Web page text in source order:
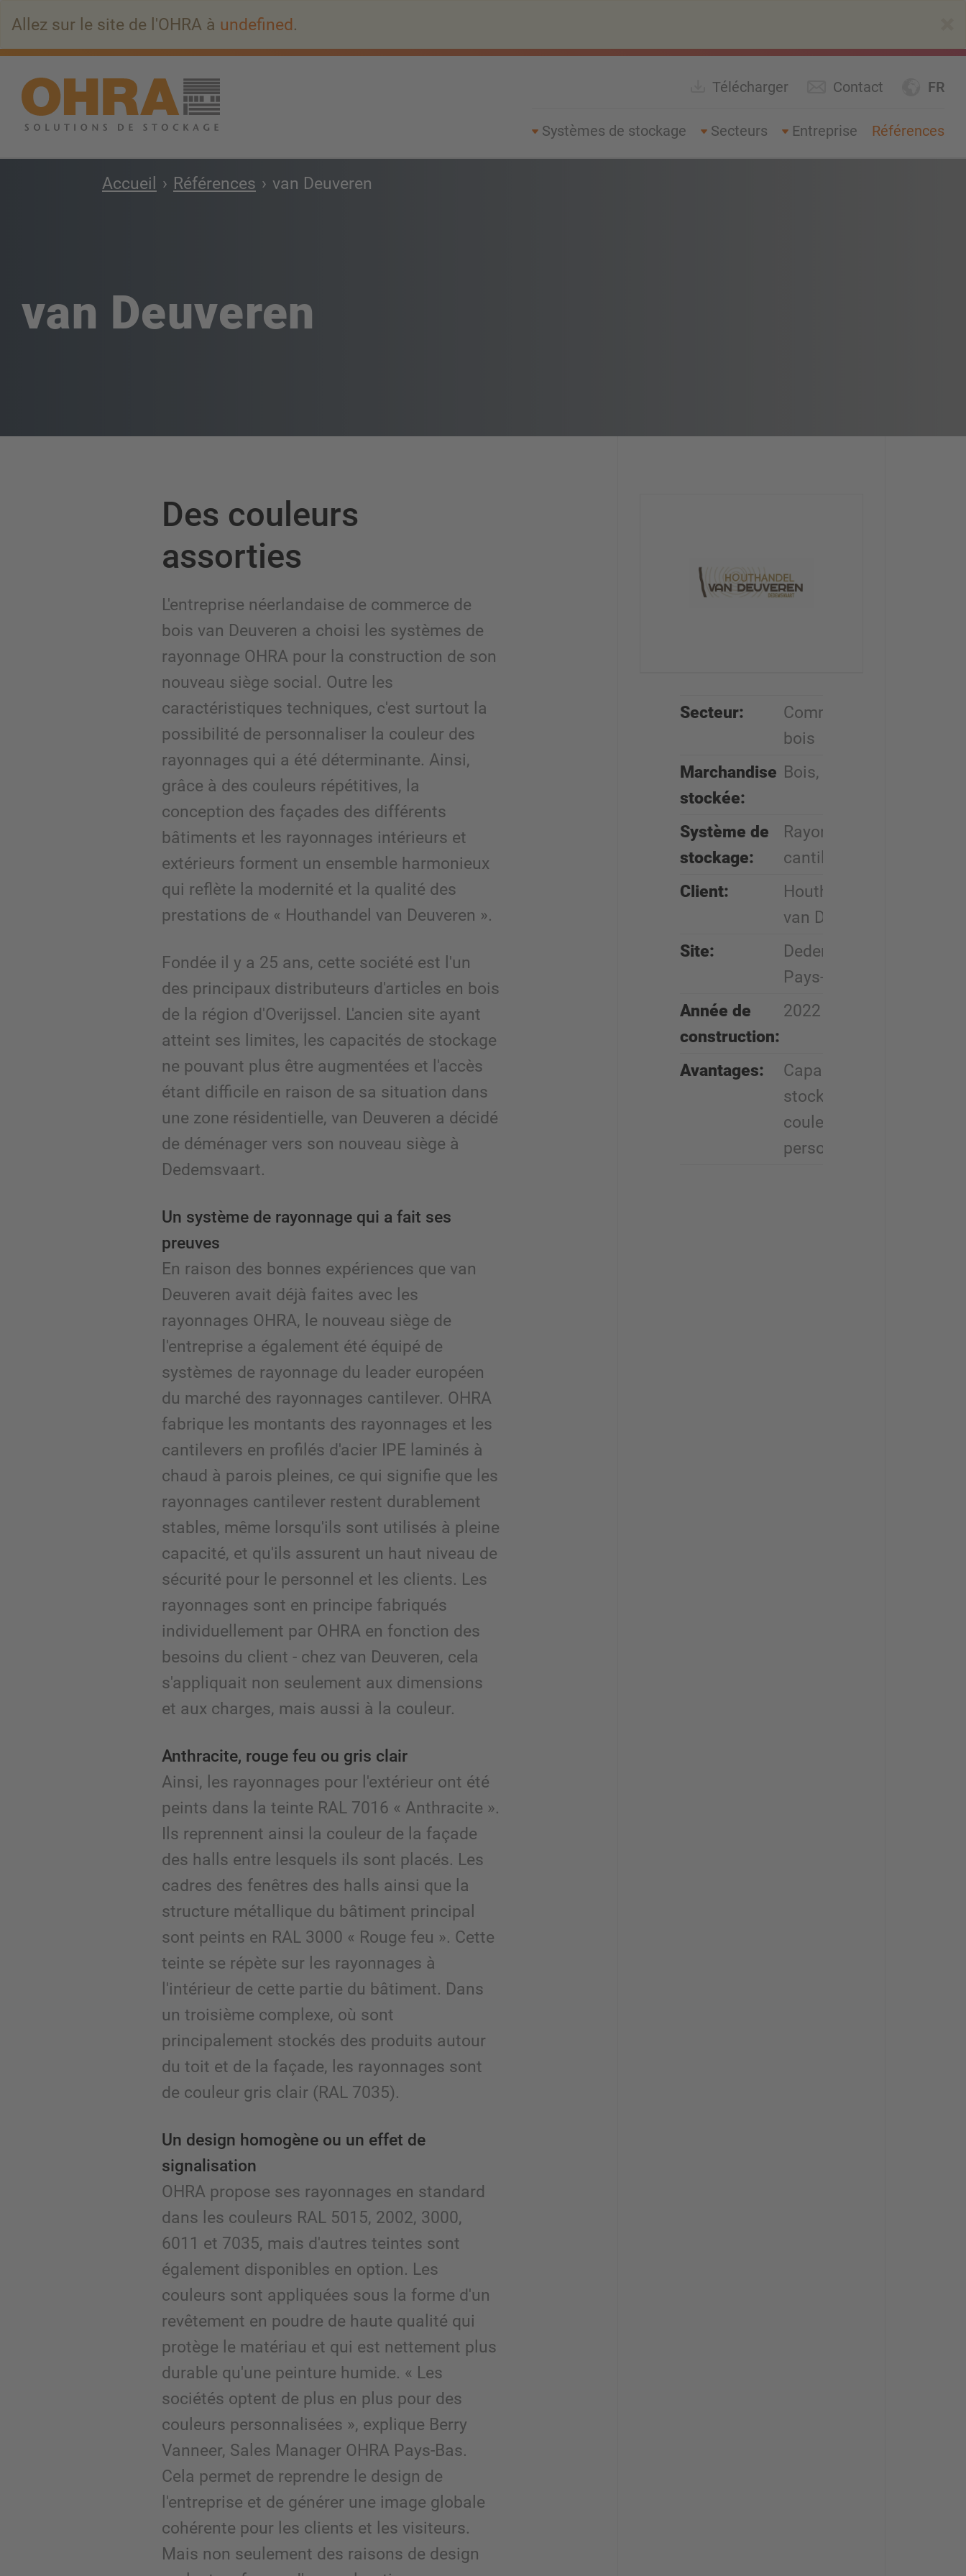
principal
Allez sur le site de l'OHRA à undefined.
FR
Télécharger Contact
Systèmes de stockage Secteurs Entreprise Références
Accueil Références van Deuveren
van Deuveren
Des couleurs
assorties
L'entreprise néerlandaise de commerce de
bois van Deuveren a choisi les systèmes de
rayonnage OHRA pour la construction de son
nouveau siège social. Outre les
caractéristiques techniques, c'est surtout la
possibilité de personnaliser la couleur des
rayonnages qui a été déterminante. Ainsi,
grâce à des couleurs répétitives, la
conception des façades des différents
bâtiments et les rayonnages intérieurs et
extérieurs forment un ensemble harmonieux
qui reflète la modernité et la qualité des
prestations de « Houthandel van Deuveren ».
Fondée il y a 25 ans, cette société est l'un
des principaux distributeurs d'articles en bois
de la région d'Overijssel. L'ancien site ayant
atteint ses limites, les capacités de stockage
ne pouvant plus être augmentées et l'accès
étant difficile en raison de sa situation dans
une zone résidentielle, van Deuveren a décidé
de déménager vers son nouveau siège à
Dedemsvaart.
Un système de rayonnage qui a fait ses
preuves
En raison des bonnes expériences que van
Deuveren avait déjà faites avec les
rayonnages OHRA, le nouveau siège de
l'entreprise a également été équipé de
systèmes de rayonnage du leader européen
du marché des rayonnages cantilever. OHRA
fabrique les montants des rayonnages et les
cantilevers en profilés d'acier IPE laminés à
chaud à parois pleines, ce qui signifie que les
rayonnages cantilever restent durablement
stables, même lorsqu'ils sont utilisés à pleine
capacité, et qu'ils assurent un haut niveau de
sécurité pour le personnel et les clients. Les
rayonnages sont en principe fabriqués
individuellement par OHRA en fonction des
besoins du client - chez van Deuveren, cela
s'appliquait non seulement aux dimensions
et aux charges, mais aussi à la couleur.
Anthracite, rouge feu ou gris clair
Ainsi, les rayonnages pour l'extérieur ont été
peints dans la teinte RAL 7016 « Anthracite ».
Ils reprennent ainsi la couleur de la façade
des halls entre lesquels ils sont placés. Les
cadres des fenêtres des halls ainsi que la
structure métallique du bâtiment principal
sont peints en RAL 3000 « Rouge feu ». Cette
teinte se répète sur les rayonnages à
l'intérieur de cette partie du bâtiment. Dans
un troisième complexe, où sont
principalement stockés des produits autour
du toit et de la façade, les rayonnages sont
de couleur gris clair (RAL 7035).
Un design homogène ou un effet de
signalisation
OHRA propose ses rayonnages en standard
dans les couleurs RAL 5015, 2002, 3000,
6011 et 7035, mais d'autres teintes sont
également disponibles en option. Les
couleurs sont appliquées sous la forme d'un
revêtement en poudre de haute qualité qui
protège le matériau et qui est nettement plus
durable qu'une peinture humide. « Les
sociétés optent de plus en plus pour des
couleurs personnalisées », explique Berry
Vanneer, Sales Manager OHRA Pays-Bas.
Cela permet de reprendre le design de
l'entreprise et de générer une image globale
cohérente pour les clients et les visiteurs.
Mais non seulement des raisons de design
Secteur:
Commerce du
bois
Marchandise
stockée:
Bois, panneaux
Système de
stockage:
Rayonnages
cantilever
Client:
Houthandel
van Deuveren
Site:
Dedemsvaart,
Pays-Bas
Année de
construction:
2022
Avantages:
Capacité de
stockage et
couleurs
personnalisées